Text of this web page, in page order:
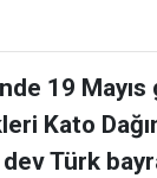
19
Kato
Türk